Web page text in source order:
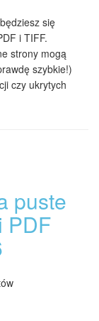
się
i TIFF.
strony mogą
szybkie!)
czy ukrytych
puste
PDF